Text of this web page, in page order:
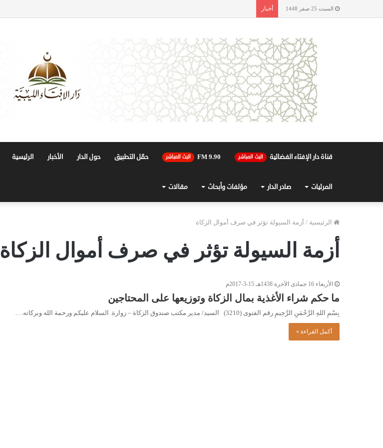
السبت 25 صفر 1448 أخبار
قناة دار الإفتاء الفضائية البث المباشر 90.FM 9 البث المباشر حمّل التطبيق حول الدار الأخبار الرئيسية
المرئيات صادر الدار مؤلفات وأبحاث مقالات
الرئيسية / أزمة السيولة تؤثر في صرف أموال الزكاة
أزمة السيولة تؤثر في صرف أموال الزكاة
الأربعاء 16 جمادى الآخرة 1438هـ 15-3-2017م
ما حكم شراء الأغذية بمال الزكاة وتوزيعها على المحتاجين
بِسْمِ اللهِ الرَّحْمَنِ الرَّحِيمِ رقم الفتوى (3210) السيد/ مدير مكتب صندوق الزكاة – زوارة. السلام عليكم ورحمة الله وبركاته.…
أكمل القراءة »